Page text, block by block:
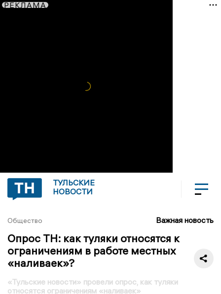
РЕКЛАМА
ТУЛЬСКИЕ
НОВОСТИ
Общество Важная новость
Опрос ТН: как туляки относятся к
ограничениям в работе местных
«наливаек»?
«Тульские новости» провели опрос, как туляки
относятся ограничениям «наливаек»